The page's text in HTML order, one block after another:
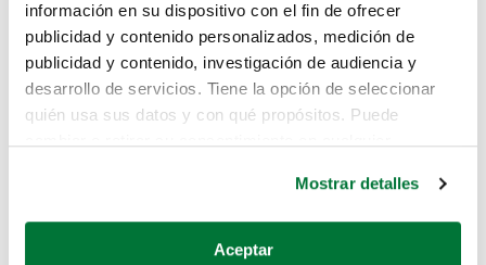
información en su dispositivo con el fin de ofrecer
publicidad y contenido personalizados, medición de
publicidad y contenido, investigación de audiencia y
desarrollo de servicios. Tiene la opción de seleccionar
quién usa sus datos y con qué propósitos. Puede
Si lo permite, también quisiéramos:
Mostrar detalles
Aceptar
te hemos traido hasta aquí.
Pero puedes encontrar el coche que estás
buscando en alguno de estos enlaces:
Coches de segunda mano